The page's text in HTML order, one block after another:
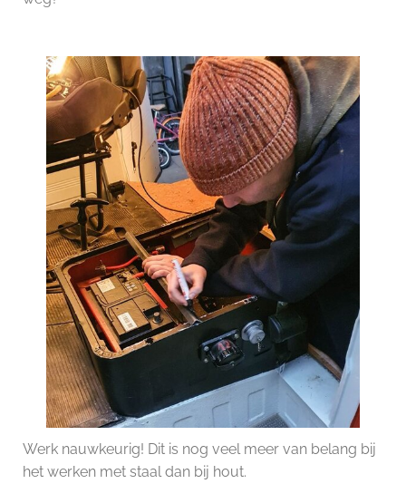
Werk nauwkeurig! Dit is nog veel meer van belang bij
het werken met staal dan bij hout.